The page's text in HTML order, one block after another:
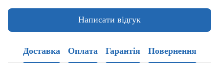
Написати відгук
Доставка Оплата Гарантія Повернення